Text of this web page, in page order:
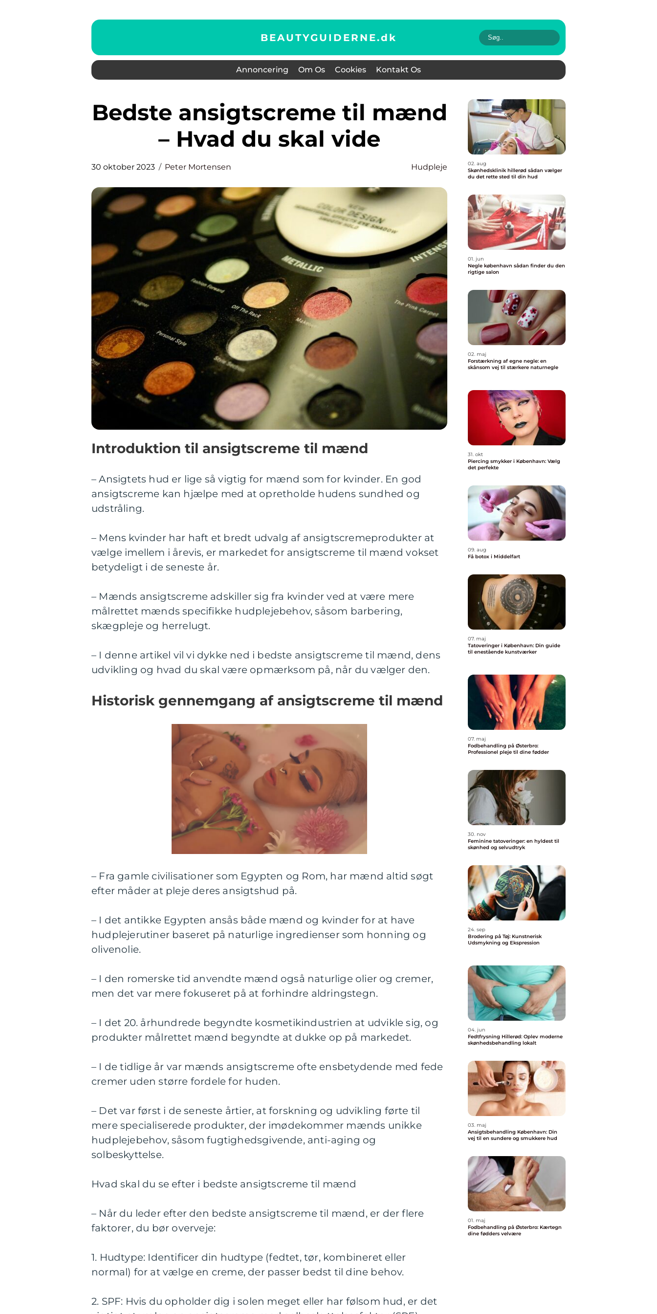
BEAUTYGUIDERNE.dk
Annoncering Om Os Cookies Kontakt Os
Bedste ansigtscreme til mænd
– Hvad du skal vide
30 oktober 2023 Peter Mortensen Hudpleje
Introduktion til ansigtscreme til mænd
– Ansigtets hud er lige så vigtig for mænd som for kvinder. En god
ansigtscreme kan hjælpe med at opretholde hudens sundhed og
udstråling.
– Mens kvinder har haft et bredt udvalg af ansigtscremeprodukter at
vælge imellem i årevis, er markedet for ansigtscreme til mænd vokset
betydeligt i de seneste år.
– Mænds ansigtscreme adskiller sig fra kvinder ved at være mere
målrettet mænds specifikke hudplejebehov, såsom barbering,
skægpleje og herrelugt.
– I denne artikel vil vi dykke ned i bedste ansigtscreme til mænd, dens
udvikling og hvad du skal være opmærksom på, når du vælger den.
Historisk gennemgang af ansigtscreme til mænd
– Fra gamle civilisationer som Egypten og Rom, har mænd altid søgt
efter måder at pleje deres ansigtshud på.
– I det antikke Egypten ansås både mænd og kvinder for at have
hudplejerutiner baseret på naturlige ingredienser som honning og
olivenolie.
– I den romerske tid anvendte mænd også naturlige olier og cremer,
men det var mere fokuseret på at forhindre aldringstegn.
– I det 20. århundrede begyndte kosmetikindustrien at udvikle sig, og
produkter målrettet mænd begyndte at dukke op på markedet.
– I de tidlige år var mænds ansigtscreme ofte ensbetydende med fede
cremer uden større fordele for huden.
– Det var først i de seneste årtier, at forskning og udvikling førte til
mere specialiserede produkter, der imødekommer mænds unikke
hudplejebehov, såsom fugtighedsgivende, anti-aging og
solbeskyttelse.
Hvad skal du se efter i bedste ansigtscreme til mænd
– Når du leder efter den bedste ansigtscreme til mænd, er der flere
faktorer, du bør overveje:
1. Hudtype: Identificer din hudtype (fedtet, tør, kombineret eller
normal) for at vælge en creme, der passer bedst til dine behov.
2. SPF: Hvis du opholder dig i solen meget eller har følsom hud, er det
02. aug
Skønhedsklinik hillerød sådan vælger
du det rette sted til din hud
01. jun
Negle københavn sådan finder du den
rigtige salon
02. maj
Forstærkning af egne negle: en
skånsom vej til stærkere naturnegle
31. okt
Piercing smykker i København: Vælg
det perfekte
09. aug
Få botox i Middelfart
07. maj
Tatoveringer i København: Din guide
til enestående kunstværker
07. maj
Fodbehandling på Østerbro:
Professionel pleje til dine fødder
30. nov
Feminine tatoveringer: en hyldest til
skønhed og selvudtryk
24. sep
Brodering på Tøj: Kunstnerisk
Udsmykning og Ekspression
04. jun
Fedtfrysning Hillerød: Oplev moderne
skønhedsbehandling lokalt
03. maj
Ansigtsbehandling København: Din
vej til en sundere og smukkere hud
01. maj
Fodbehandling på Østerbro: Kærtegn
dine fødders velvære